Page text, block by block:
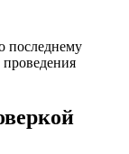
последнему
проведения